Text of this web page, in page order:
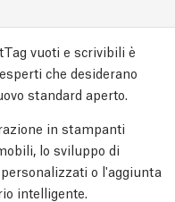
vuoti e scrivibili è
che desiderano
standard aperto.
in stampanti
lo sviluppo di
o l'aggiunta
intelligente.